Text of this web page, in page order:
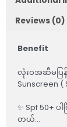
Reviews (0)
Benefit
လုံးဝအဆီမပြ
Sunscreen (
✨ Spf 50+
တယ်…